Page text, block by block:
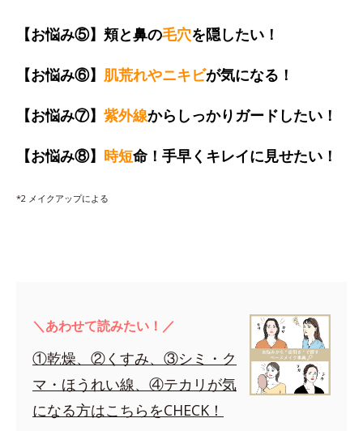
【お悩み⑤】頬と鼻の毛穴を隠したい！
【お悩み⑥】 肌荒れやニキビが気になる！
【お悩み⑦】 紫外線からしっかりガードしたい！
【お悩み⑧】 時短命！手早くキレイに見せたい！
*2 メイクアップによる
＼あわせて読みたい！／
①乾燥、②くすみ、③シミ・ク
マ・ほうれい線、④テカリが気
になる方はこちらをCHECK！